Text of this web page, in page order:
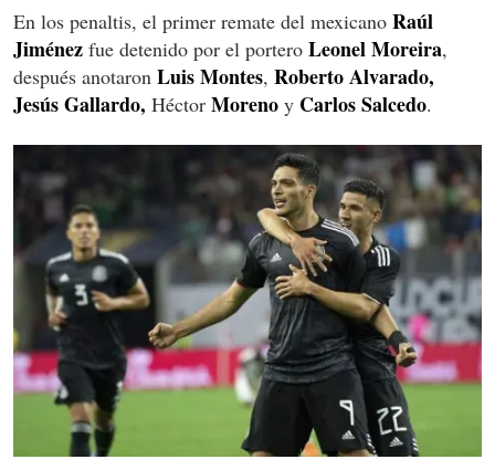
En los penaltis, el primer remate del mexicano Raúl
Jiménez fue detenido por el portero Leonel Moreira,
después anotaron Luis Montes, Roberto Alvarado,
Jesús Gallardo, Héctor Moreno y CarlosSalcedo.